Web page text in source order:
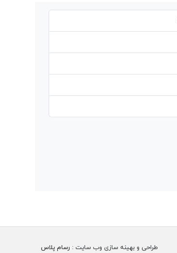
طراحی و بهینه سازی وب سایت : رسام پلاس